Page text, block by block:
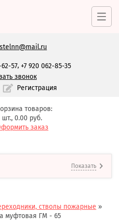
57,+7 920 062-85-35
звонок
Регистрация
товаров:
шт., 0.00 руб.
заказ
Показать
стволы пожарные »
муфтовая ГМ - 65